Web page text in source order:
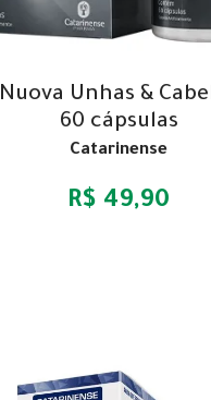
Nuova Unhas &
60 cápsulas
Catarinense
R$ 49,90